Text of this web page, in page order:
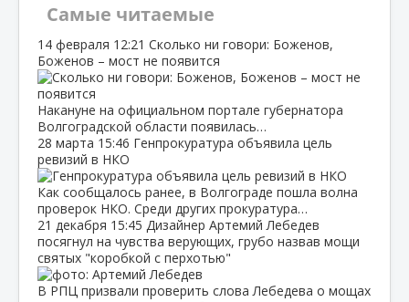
Самые читаемые
14 февраля 12:21 Сколько ни говори: Боженов,
Боженов – мост не появится
Накануне на официальном портале губернатора
Волгоградской области появилась…
28 марта 15:46 Генпрокуратура объявила цель
ревизий в НКО
Как сообщалось ранее, в Волгограде пошла волна
проверок НКО. Среди других прокуратура…
21 декабря 15:45 Дизайнер Артемий Лебедев
посягнул на чувства верующих, грубо назвав мощи
святых "коробкой с перхотью"
В РПЦ призвали проверить слова Лебедева о мощах